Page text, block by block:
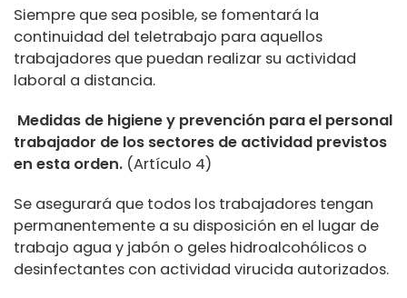
Siempre que sea posible, se fomentará la
continuidad del teletrabajo para aquellos
trabajadores que puedan realizar su actividad
laboral a distancia.
Medidas de higiene y prevención para el personal
trabajador de los sectores de actividad previstos
en esta orden. (Artículo 4)
Se asegurará que todos los trabajadores tengan
permanentemente a su disposición en el lugar de
trabajo agua y jabón o geles hidroalcohólicos o
desinfectantes con actividad virucida autorizados.